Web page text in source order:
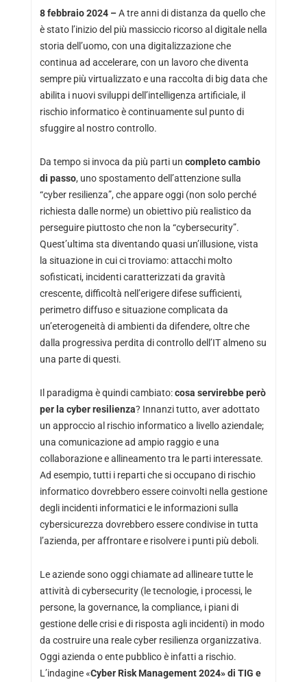
8 febbraio 2024 –A tre anni di distanza da quello che
è stato l’inizio del più massiccio ricorso al digitale nella
storia dell’uomo, con una digitalizzazione che
continua ad accelerare, con un lavoro che diventa
sempre più virtualizzato e una raccolta di big data che
abilita i nuovi sviluppi dell’intelligenza artificiale, il
rischio informatico è continuamente sul punto di
sfuggire al nostro controllo.
Da tempo si invoca da più parti un completo cambio
di passo, uno spostamento dell’attenzione sulla
“cyber resilienza”, che appare oggi (non solo perché
richiesta dalle norme) un obiettivo più realistico da
perseguire piuttosto che non la “cybersecurity”.
Quest’ultima sta diventando quasi un’illusione, vista
la situazione in cui ci troviamo: attacchi molto
sofisticati, incidenti caratterizzati da gravità
crescente, difficoltà nell’erigere difese sufficienti,
perimetro diffuso e situazione complicata da
un’eterogeneità di ambienti da difendere, oltre che
dalla progressiva perdita di controllo dell’IT almeno su
una parte di questi.
Il paradigma è quindi cambiato:cosa servirebbe però
per la cyber resilienza? Innanzi tutto, aver adottato
un approccio al rischio informatico a livello aziendale;
una comunicazione ad ampio raggio e una
collaborazione e allineamento tra le parti interessate.
Ad esempio, tutti i reparti che si occupano di rischio
informatico dovrebbero essere coinvolti nella gestione
degli incidenti informatici e le informazioni sulla
cybersicurezza dovrebbero essere condivise in tutta
l’azienda, per affrontare e risolvere i punti più deboli.
Le aziende sono oggi chiamate ad allineare tutte le
attività di cybersecurity (le tecnologie, i processi, le
persone, la governance, la compliance, i piani di
gestione delle crisi e di risposta agli incidenti) in modo
da costruire una reale cyber resilienza organizzativa.
Oggi azienda o ente pubblico è infatti a rischio.
L’indagine «Cyber Risk Management 2024» di TIG e